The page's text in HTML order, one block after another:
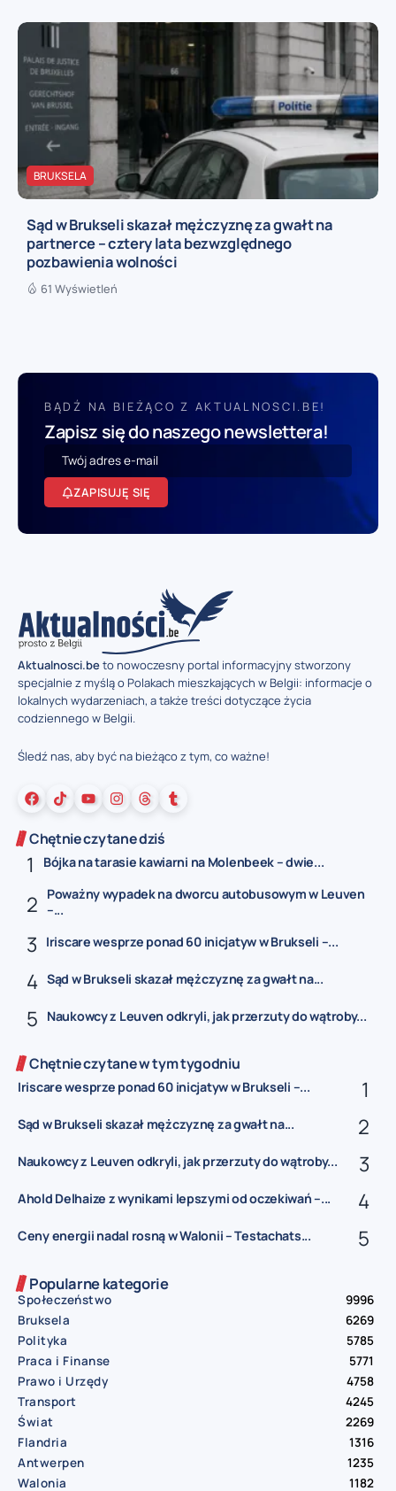
BRUKSELA
Sąd w Brukseli skazał mężczyznę za gwałt na
partnerce – cztery lata bezwzględnego
pozbawienia wolności
61 Wyświetleń
BĄDŹ NA BIEŻĄCO Z AKTUALNOSCI.BE!
Zapisz się do naszego newslettera!
ZAPISUJĘ SIĘ
Aktualnosci.beto nowoczesny portal informacyjny stworzony
specjalnie z myślą o Polakach mieszkających w Belgii: informacje o
lokalnych wydarzeniach, a także treści dotyczące życia
codziennego w Belgii.
Śledź nas, aby być na bieżąco z tym, co ważne!
Chętnie czytane dziś
Bójka na tarasie kawiarni na Molenbeek – dwie...
Poważny wypadek na dworcu autobusowym w Leuven
–...
Iriscare wesprze ponad 60 inicjatyw w Brukseli –...
Sąd w Brukseli skazał mężczyznę za gwałt na...
Naukowcy z Leuven odkryli, jak przerzuty do wątroby...
Chętnie czytane w tym tygodniu
Iriscare wesprze ponad 60 inicjatyw w Brukseli –...
Sąd w Brukseli skazał mężczyznę za gwałt na...
Naukowcy z Leuven odkryli, jak przerzuty do wątroby...
Ahold Delhaize z wynikami lepszymi od oczekiwań –...
Ceny energii nadal rosną w Walonii – Testachats...
Popularne kategorie
Społeczeństwo
9996
Bruksela
6269
Polityka
5785
Praca i Finanse
5771
Prawo i Urzędy
4758
Transport
4245
Świat
2269
Flandria
1316
Antwerpen
1235
Walonia
1182